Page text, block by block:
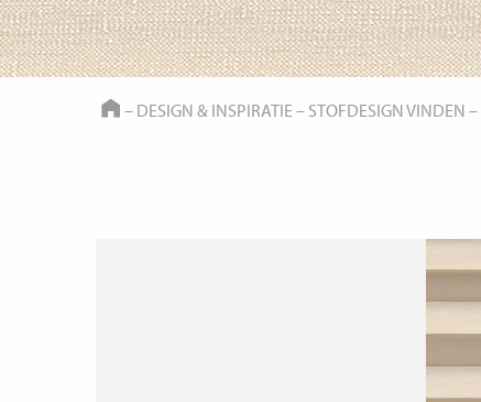
HOME
– DESIGN & INSPIRATIE– STOFDESIGN VINDEN –